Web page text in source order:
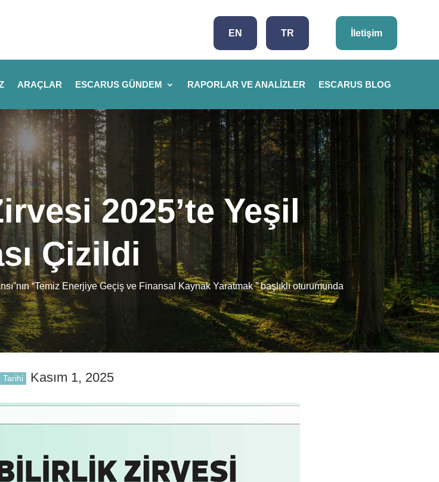
EN TR İletişim
ARAÇLAR ESCARUS GÜNDEM RAPORLAR VE ANALIZLER ESCARUS BLOG
2025’te Yeşil
Çizildi
“Temiz Enerjiye Geçiş ve Finansal Kaynak Yaratmak ” başlıklı oturumunda
Tarihi Kasım 1, 2025